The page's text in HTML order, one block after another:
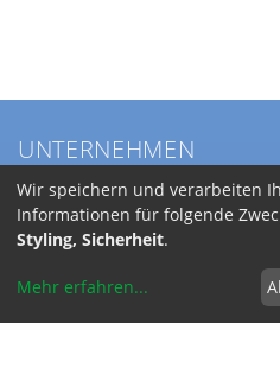
UNTERNEHMEN
Über BKL
Service
Anfahrt
Jobs
SERVICE
Wir speichern und verarbeiten
Informationen für folgende
Styling, Sicherheit.
Mehr erfahren...